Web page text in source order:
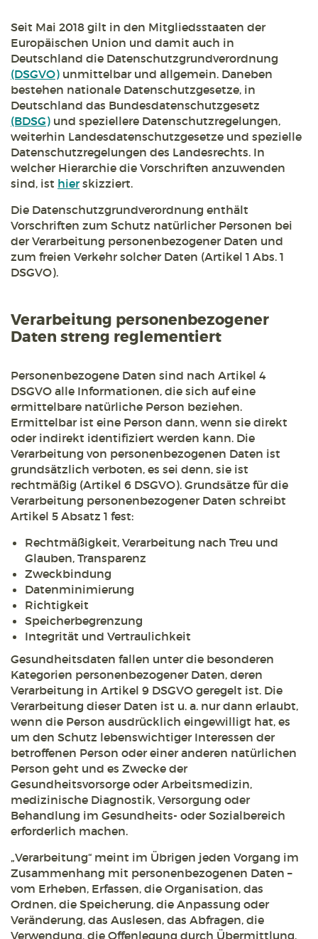
Seit Mai 2018 gilt in den Mitgliedsstaaten der
Europäischen Union und damit auch in
Deutschland die Datenschutzgrundverordnung
(DSGVO) unmittelbar und allgemein. Daneben
bestehen nationale Datenschutzgesetze, in
Deutschland das Bundesdatenschutzgesetz
(BDSG) und speziellere Datenschutzregelungen,
weiterhin Landesdatenschutzgesetze und spezielle
Datenschutzregelungen des Landesrechts. In
welcher Hierarchie die Vorschriften anzuwenden
sind, ist hierskizziert.
Die Datenschutzgrundverordnung enthält
Vorschriften zum Schutz natürlicher Personen bei
der Verarbeitung personenbezogener Daten und
zum freien Verkehr solcher Daten (Artikel 1 Abs. 1
DSGVO).
Verarbeitung personenbezogener
Daten streng reglementiert
Personenbezogene Daten sind nach Artikel 4
DSGVO alle Informationen, die sich auf eine
ermittelbare natürliche Person beziehen.
Ermittelbar ist eine Person dann, wenn sie direkt
oder indirekt identifiziert werden kann. Die
Verarbeitung von personenbezogenen Daten ist
grundsätzlich verboten, es sei denn, sie ist
rechtmäßig (Artikel 6 DSGVO). Grundsätze für die
Verarbeitung personenbezogener Daten schreibt
Artikel 5 Absatz 1 fest:
Rechtmäßigkeit, Verarbeitung nach Treu und
Glauben, Transparenz
Zweckbindung
Datenminimierung
Richtigkeit
Speicherbegrenzung
Integrität und Vertraulichkeit
Gesundheitsdaten fallen unter die besonderen
Kategorien personenbezogener Daten, deren
Verarbeitung in Artikel 9 DSGVO geregelt ist. Die
Verarbeitung dieser Daten ist u. a. nur dann erlaubt,
wenn die Person ausdrücklich eingewilligt hat, es
um den Schutz lebenswichtiger Interessen der
betroffenen Person oder einer anderen natürlichen
Person geht und es Zwecke der
Gesundheitsvorsorge oder Arbeitsmedizin,
medizinische Diagnostik, Versorgung oder
Behandlung im Gesundheits- oder Sozialbereich
erforderlich machen.
„Verarbeitung“ meint im Übrigen jeden Vorgang im
Zusammenhang mit personenbezogenen Daten –
vom Erheben, Erfassen, die Organisation, das
Ordnen, die Speicherung, die Anpassung oder
Veränderung, das Auslesen, das Abfragen, die
Verwendung, die Offenlegung durch Übermittlung,